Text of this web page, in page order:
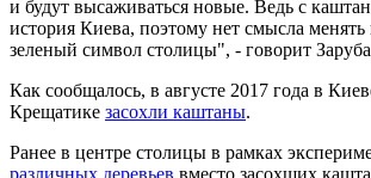
и будут высаживаться новые. Ведь с
история Киева, поэтому нет смысла
зеленый символ столицы", - говорит
Как сообщалось, в августе 2017 года в
Крещатике засохли каштаны.
Ранее в центре столицы в рамках
различных деревьев вместо засохших